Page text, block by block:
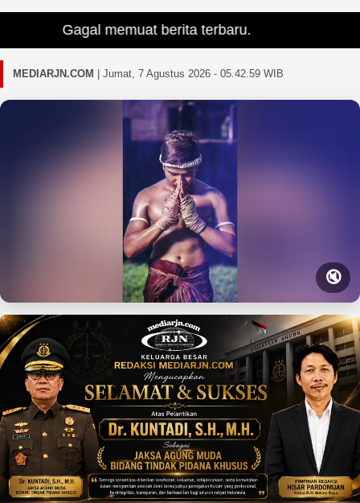
Gagal memuat berita terbaru.
MEDIARJN.COM Jumat, 7 Agustus 2026 - 05.43.00 WIB
🔇